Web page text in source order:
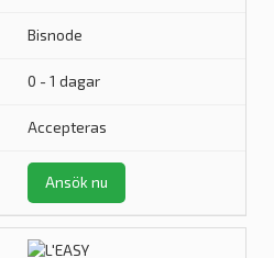
Bisnode
0 - 1 dagar
Accepteras
Ansök nu